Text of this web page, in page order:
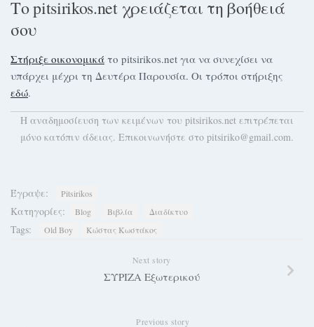
Το pitsirikos.net χρειάζεται τη βοήθειά
σου
Στήριξε οικονομικά το pitsirikos.net για να συνεχίσει να
υπάρχει μέχρι τη Δευτέρα Παρουσία. Οι τρόποι στήριξης
εδώ.
H αναδημοσίευση των κειμένων του pitsirikos.net επιτρέπεται
μόνο κατόπιν άδειας. Επικοινωνήστε στο pitsiriko@gmail.com.
Έγραψε: Pitsirikos
Κατηγορίες: Blog Βιβλία Διαδίκτυο
Tags: Old Boy Κώστας Κωστάκος
Next story
ΣΥΡΙΖΑ Εξωτερικού
Previous story